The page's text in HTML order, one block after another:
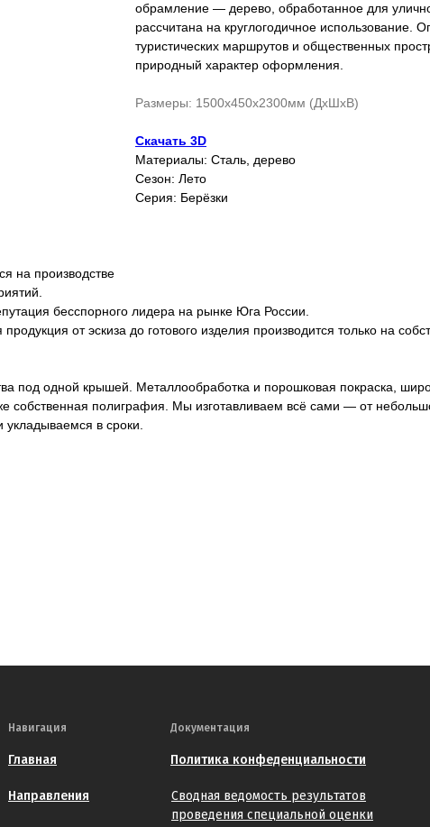
обрамление — дерево, обработанное для
рассчитана на круглогодичное использование.
туристических маршрутов и общественных
природный характер оформления.
Размеры: 1500х450х2300мм (ДхШхВ)
Скачать 3D
Материалы: Сталь, дерево
Сезон: Лето
Серия: Берёзки
на производстве
бесспорного лидера на рынке Юга России.
от эскиза до готового изделия производится только на
под одной крышей. Металлообработка и порошковая покраска,
собственная полиграфия. Мы изготавливаем всё сами — от
в сроки.
Главная Политика конфеденциальности
Навигация Документация
Направления
Сводная ведомость результатов
проведения специальной оценки